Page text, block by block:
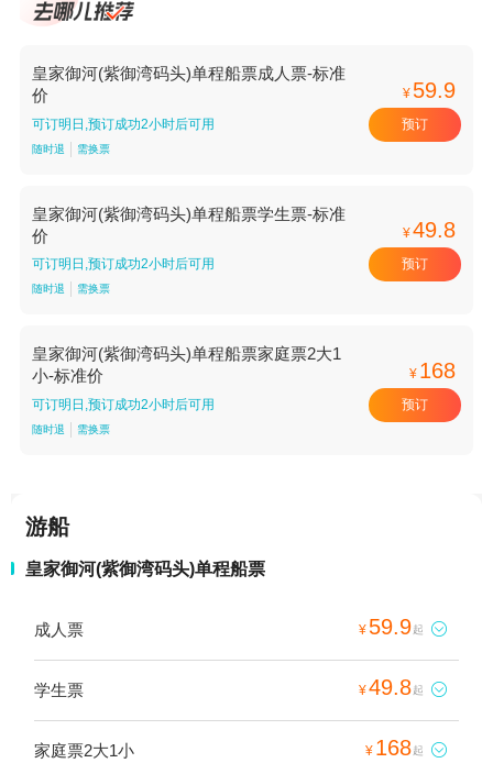
皇家御河(紫御湾码头)单程船票成人票-标准
价
可订明日,预订成功2小时后可用
随时退 需换票
¥ 59.9
预订
皇家御河(紫御湾码头)单程船票学生票-标准
价
可订明日,预订成功2小时后可用
随时退 需换票
¥49.8
预订
皇家御河(紫御湾码头)单程船票家庭票2大1
小-标准价
可订明日,预订成功2小时后可用
随时退 需换票
¥ 168
预订
游船
皇家御河(紫御湾码头)单程船票
成人票 ¥ 59.9起 
学生票 ¥49.8起 
家庭票2大1小 ¥ 168起 